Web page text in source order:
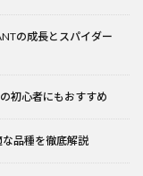
の成長とスパイダー
初心者にもおすすめ
品種を徹底解説